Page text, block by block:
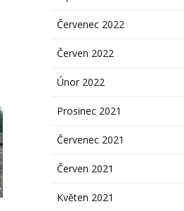
Červenec 2022
Červen 2022
Únor 2022
Prosinec 2021
Červenec 2021
Červen 2021
Květen 2021